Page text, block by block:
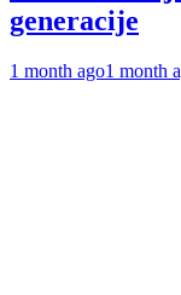
generacije
1 month ago1 month